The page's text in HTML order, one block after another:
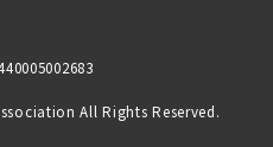
All Rights Reserved.